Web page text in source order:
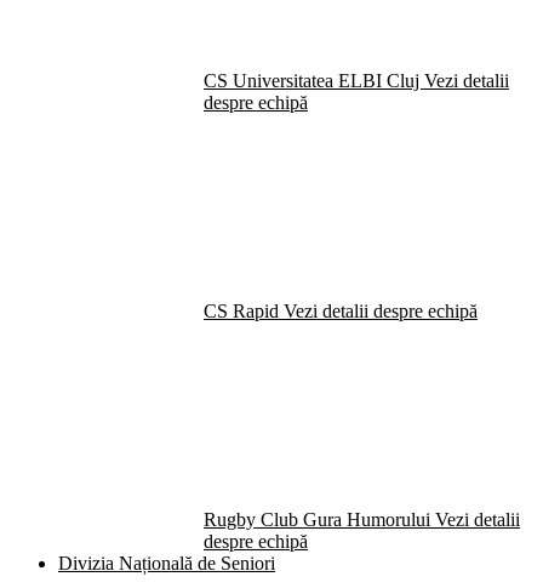
CS Universitatea ELBI Cluj Vezi detalii
despre echipă
CS Rapid Vezi detalii despre echipă
Rugby Club Gura Humorului Vezi detalii
despre echipă
Divizia Națională de Seniori